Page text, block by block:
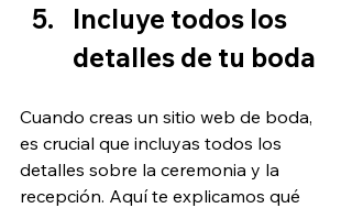
Incluye todos los
detalles de tu boda
Cuando creas un sitio web de boda,
es crucial que incluyas todos los
detalles sobre la ceremonia y la
recepción. Aquí te explicamos qué